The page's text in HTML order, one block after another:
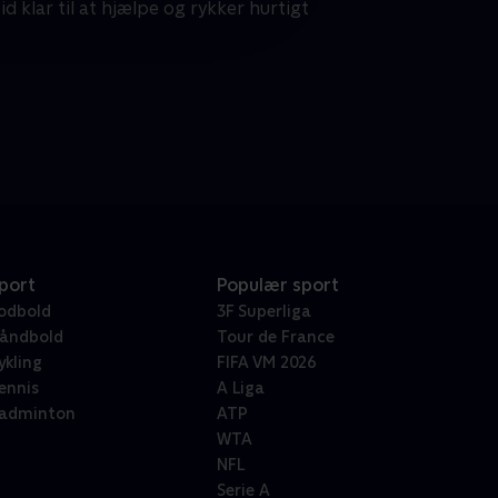
klar til at hjælpe og rykker hurtigt
Populær sport
3F Superliga
Tour de France
FIFA VM 2026
A Liga
ATP
WTA
NFL
Serie A